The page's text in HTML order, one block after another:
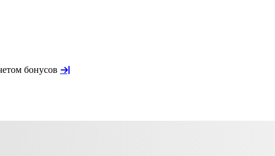
бонусов